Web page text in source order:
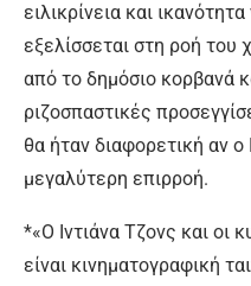
ειλικρίνεια και
εξελίσσεται στη ροή του
από το δημόσιο κορβανά
ριζοσπαστικές
θα ήταν διαφορετική αν
μεγαλύτερη επιρροή.
*«Ο Ιντιάνα Τζονς και οι
είναι κινηματογραφική